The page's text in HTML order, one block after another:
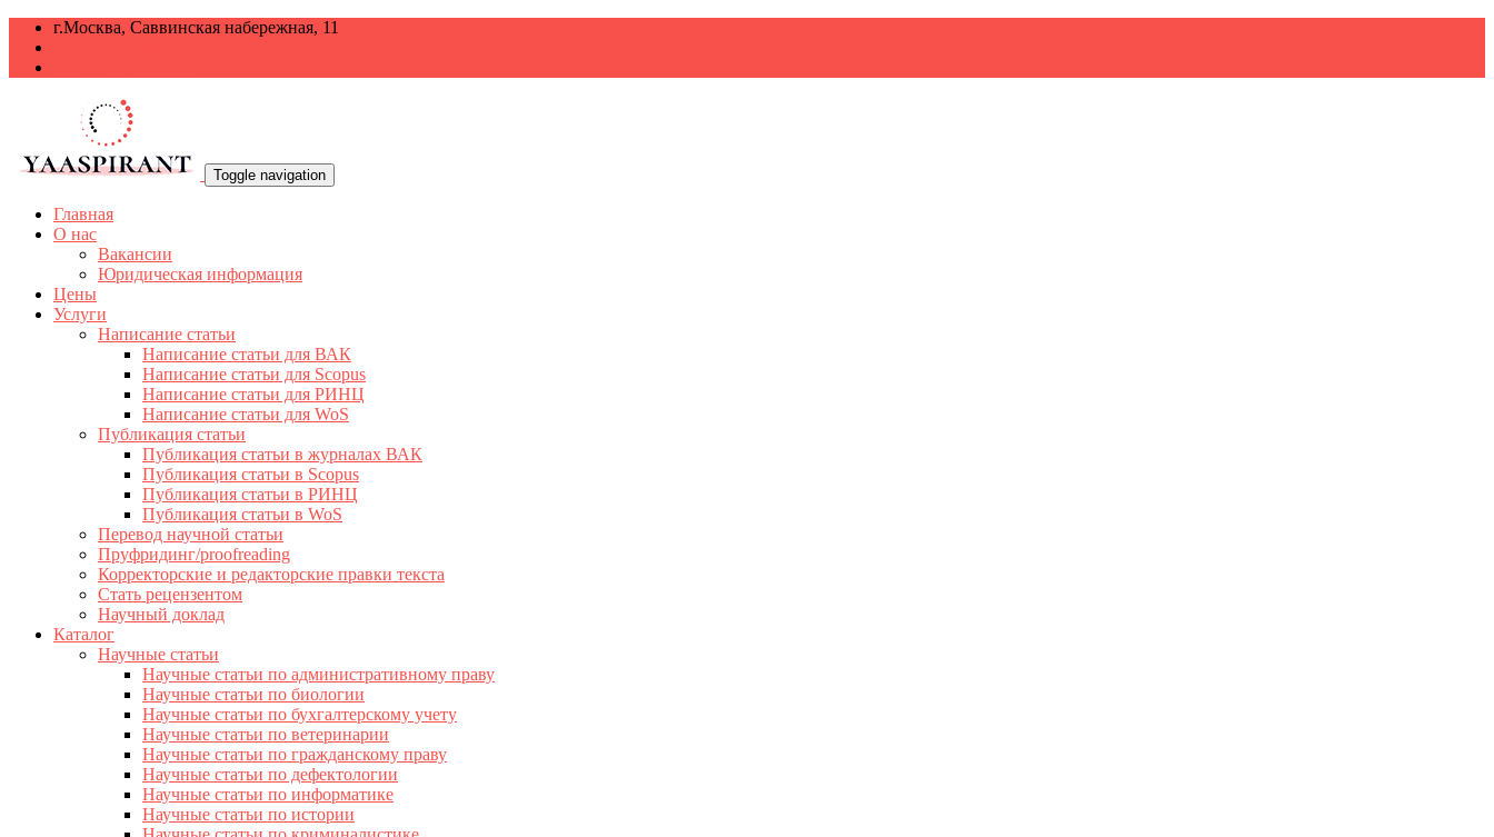
г.Москва, Саввинская набережная, 11
Toggle navigation
Главная
О нас
Вакансии
Юридическая информация
Цены
Услуги
Написание статьи
Написание статьи для ВАК
Написание статьи для Scopus
Написание статьи для РИНЦ
Написание статьи для WoS
Публикация статьи
Публикация статьи в журналах ВАК
Публикация статьи в Scopus
Публикация статьи в РИНЦ
Публикация статьи в WoS
Перевод научной статьи
Пруфридинг/proofreading
Корректорские и редакторские правки текста
Стать рецензентом
Научный доклад
Каталог
Научные статьи
Научные статьи по административному праву
Научные статьи по биологии
Научные статьи по бухгалтерскому учету
Научные статьи по ветеринарии
Научные статьи по гражданскому праву
Научные статьи по дефектологии
Научные статьи по информатике
Научные статьи по истории